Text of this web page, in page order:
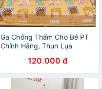
Ga Chống Thấm Cho Bé PT
Chính Hãng, Thun Lụa
120.000 đ